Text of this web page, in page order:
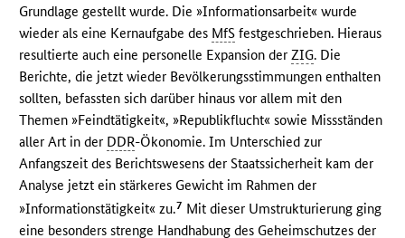
Grundlage gestellt wurde. Die »Informationsarbeit« wurde
wieder als eine Kernaufgabe des MfS festgeschrieben. Hieraus
resultierte auch eine personelle Expansion derZIG. Die
Berichte, die jetzt wieder Bevölkerungsstimmungen enthalten
sollten, befassten sich darüber hinaus vor allem mit den
Themen »Feindtätigkeit«, »Republikflucht« sowie Missständen
aller Art in der DDR-Ökonomie. Im Unterschied zur
Anfangszeit des Berichtswesens der Staatssicherheit kam der
Analyse jetzt ein stärkeres Gewicht im Rahmen der
»Informationstätigkeit« zu.7 Mit dieser Umstrukturierung ging
eine besonders strenge Handhabung des Geheimschutzes der